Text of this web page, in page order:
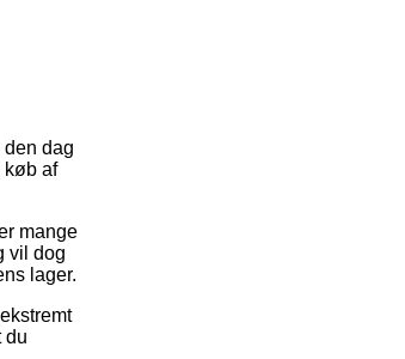
dag
køb af
mange
vil dog
lager.
du